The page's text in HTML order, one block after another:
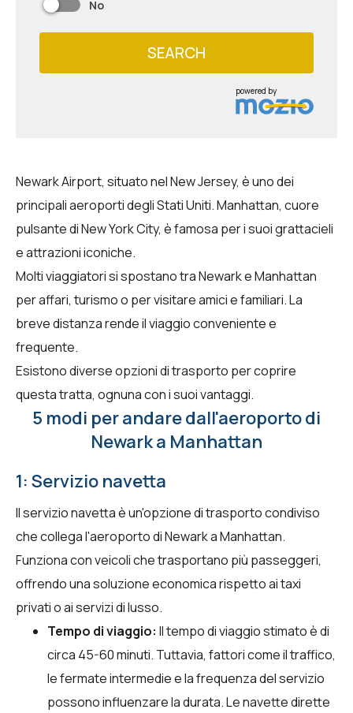
No
SEARCH
powered by
Newark Airport, situato nel New Jersey, è uno dei
principali aeroporti degli Stati Uniti. Manhattan, cuore
pulsante di New York City, è famosa per i suoi grattacieli
e attrazioni iconiche.
Molti viaggiatori si spostano tra Newark e Manhattan
per affari, turismo o per visitare amici e familiari. La
breve distanza rende il viaggio conveniente e
frequente.
Esistono diverse opzioni di trasporto per coprire
questa tratta, ognuna con i suoi vantaggi.
5 modi per andare dall'aeroporto di
Newark a Manhattan
1: Servizio navetta
Il servizio navetta è un'opzione di trasporto condiviso
che collega l'aeroporto di Newark a Manhattan.
Funziona con veicoli che trasportano più passeggeri,
offrendo una soluzione economica rispetto ai taxi
privati o ai servizi di lusso.
Tempo di viaggio: Il tempo di viaggio stimato è di
circa 45-60 minuti. Tuttavia, fattori come il traffico,
le fermate intermedie e la frequenza del servizio
possono influenzare la durata. Le navette dirette